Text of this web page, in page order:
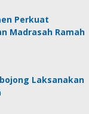
Perkuat
Madrasah Ramah
Laksanakan